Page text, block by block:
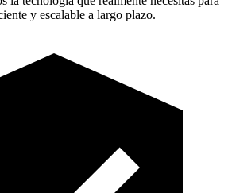
y escalable a largo plazo.